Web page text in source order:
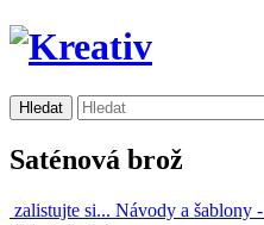
Saténová brož
zalistujte si... Návody a šablony -